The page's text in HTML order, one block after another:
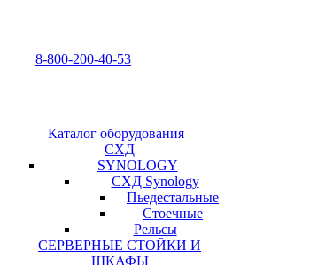
8-800-200-40-53
Каталог оборудования
СХД
SYNOLOGY
СХД Synology
Пьедестальные
Стоечные
Рельсы
СЕРВЕРНЫЕ СТОЙКИ И
ШКАФЫ